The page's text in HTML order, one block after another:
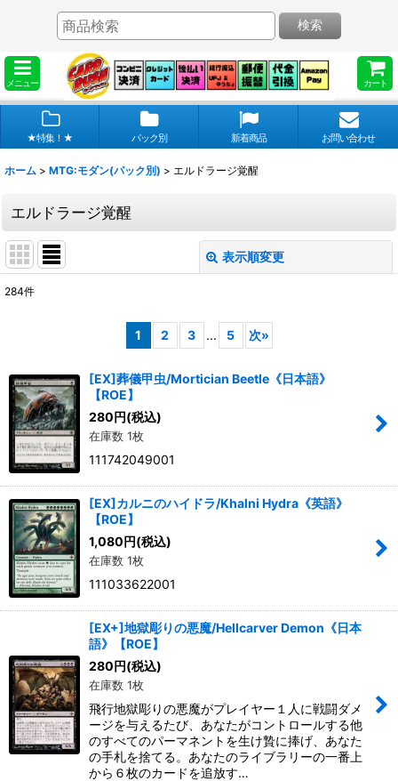
メニュー カート
検索
★特集！★ パック別 新着商品 お問い合わせ
ホーム > MTG:モダン(パック別) > エルドラージ覚醒
エルドラージ覚醒
表示順変更
並び順:
284件
1 2 3 ... 5 次»
[EX]葬儀甲虫/Mortician Beetle《日本語》
【ROE】
280円(税込)
在庫数 1枚
111742049001
[EX]カルニのハイドラ/Khalni Hydra《英語》
【ROE】
1,080円(税込)
在庫数 1枚
111033622001
[EX+]地獄彫りの悪魔/Hellcarver Demon《日本
語》【ROE】
280円(税込)
在庫数 1枚
飛行地獄彫りの悪魔がプレイヤー１人に戦闘ダメ
ージを与えるたび、あなたがコントロールする他
のすべてのパーマネントを生け贄に捧げ、あなた
の手札を捨てる。あなたのライブラリーの一番上
から６枚のカードを追放す…